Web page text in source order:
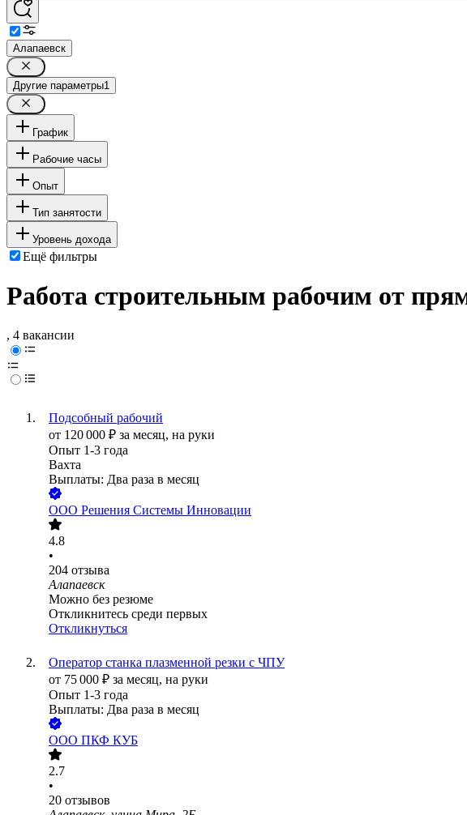
Алапаевск
Другие параметры1
График
Рабочие часы
Опыт
Тип занятости
Уровень дохода
Ещё фильтры
Работа строительным рабочим от
, 4 вакансии
Подсобный рабочий
от 120 000 ₽ за месяц, на руки
Опыт 1-3 года
Вахта
Выплаты: Два раза в месяц
ООО Решения Системы Инновации
4.8
•
204 отзыва
Алапаевск
Можно без резюме
Откликнитесь среди первых
Откликнуться
Оператор станка плазменной резки с ЧПУ
от 75 000 ₽ за месяц, на руки
Опыт 1-3 года
Выплаты: Два раза в месяц
ООО ПКФ КУБ
2.7
•
20 отзывов